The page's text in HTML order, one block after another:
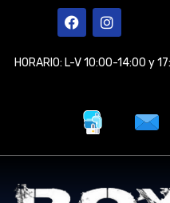
F
a
e
b
I
n
t
a
HORARIO: L-V 10:00-14:00 y